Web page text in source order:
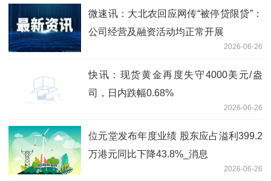
微速讯：大北农回应网传“被停贷限贷”：
公司经营及融资活动均正常开展
2026-06-26
快讯：现货黄金再度失守4000美元/盎
司，日内跌幅0.68%
2026-06-26
位元堂发布年度业绩 股东应占溢利399.2
万港元同比下降43.8%_消息
2026-06-26